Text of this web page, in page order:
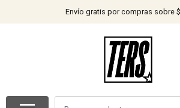
Envío gratis por compras sobre